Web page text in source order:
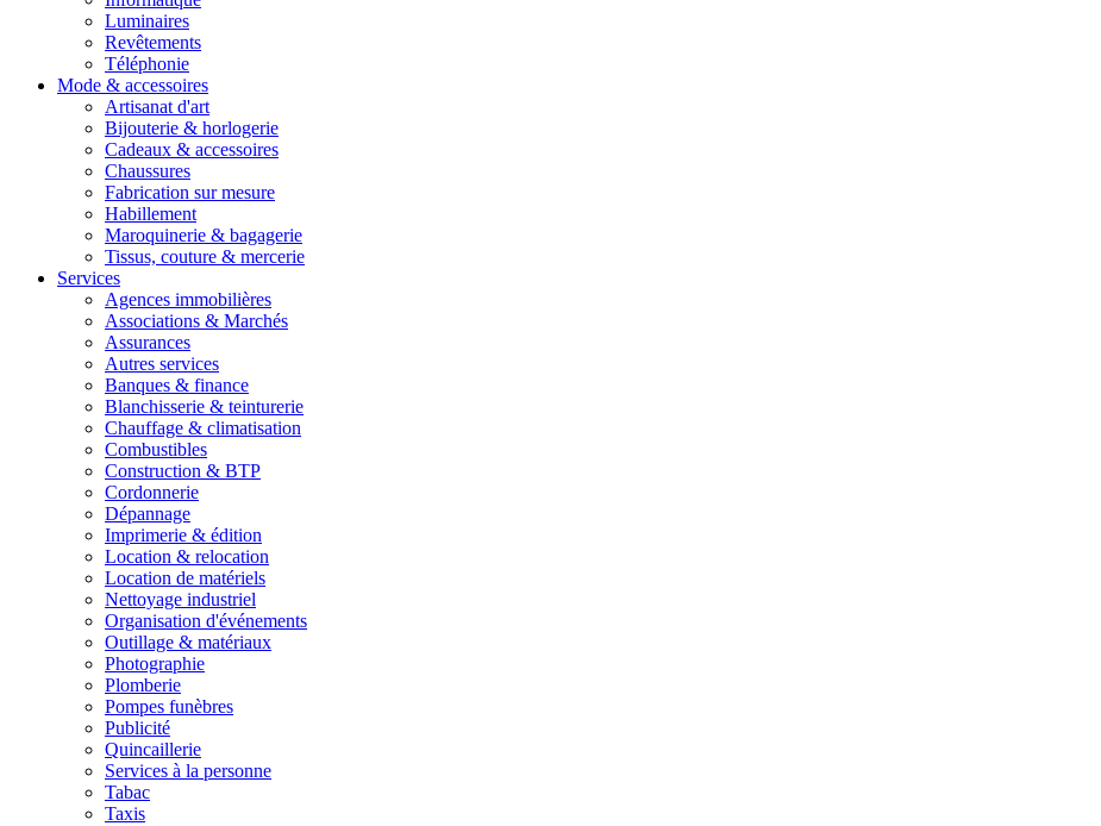
Luminaires
Revêtements
Téléphonie
Mode & accessoires
Artisanat d'art
Bijouterie & horlogerie
Cadeaux & accessoires
Chaussures
Fabrication sur mesure
Habillement
Maroquinerie & bagagerie
Tissus, couture & mercerie
Services
Agences immobilières
Associations & Marchés
Assurances
Autres services
Banques & finance
Blanchisserie & teinturerie
Chauffage & climatisation
Combustibles
Construction & BTP
Cordonnerie
Dépannage
Imprimerie & édition
Location & relocation
Location de matériels
Nettoyage industriel
Organisation d'événements
Outillage & matériaux
Photographie
Plomberie
Pompes funèbres
Publicité
Quincaillerie
Services à la personne
Tabac
Taxis